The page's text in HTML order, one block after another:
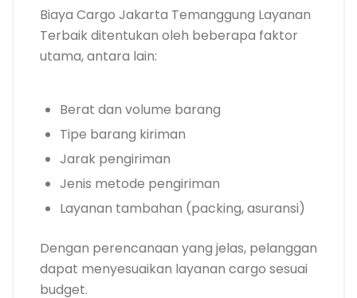
Biaya Cargo Jakarta Temanggung Layanan
Terbaik ditentukan oleh beberapa faktor
utama, antara lain:
Berat dan volume barang
Tipe barang kiriman
Jarak pengiriman
Jenis metode pengiriman
Layanan tambahan (packing, asuransi)
Dengan perencanaan yang jelas, pelanggan
dapat menyesuaikan layanan cargo sesuai
budget.